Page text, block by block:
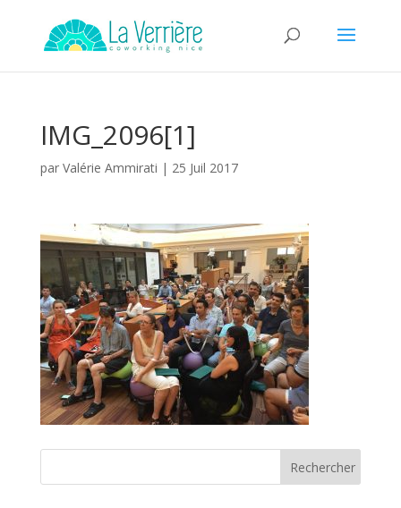
IMG_2096[1]
par Valérie Ammirati | 25 Juil 2017